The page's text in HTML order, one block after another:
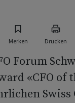
Merken Drucken
Forum
«CFO of
Swiss